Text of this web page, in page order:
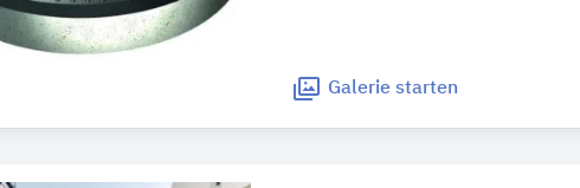
Galerie starten